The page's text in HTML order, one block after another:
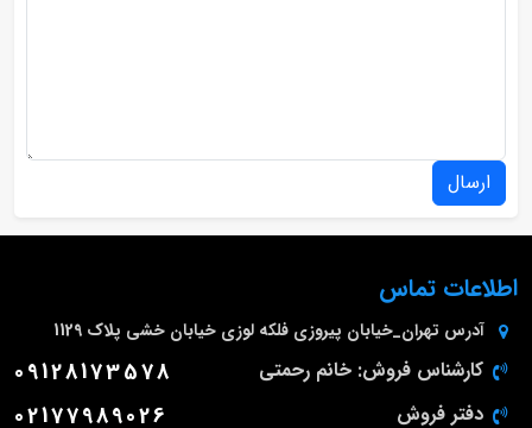
ارسال
اطلاعات تماس
آدرس تهران_خیابان پیروزی فلکه لوزی خیابان خشی پلاک 1129
کارشناس فروش: خانم رحمتی 09128173578
دفتر فروش 02177989026